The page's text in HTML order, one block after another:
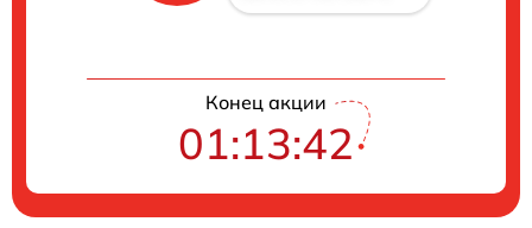
Конец акции
01:13:41